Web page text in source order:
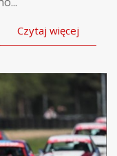
Czytaj więcej